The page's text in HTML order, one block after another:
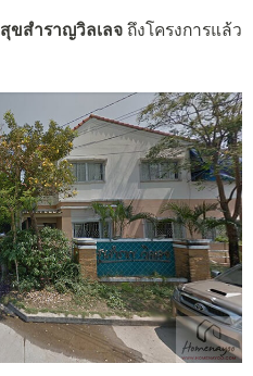
ขสำราญวิลเลจ ถึงโครงการแล้ว